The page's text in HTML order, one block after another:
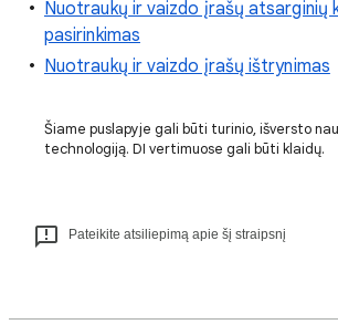
Nuotraukų ir vaizdo įrašų atsarginių
pasirinkimas
Nuotraukų ir vaizdo įrašų ištrynimas
Šiame puslapyje gali būti turinio, išversto
technologiją. DI vertimuose gali būti klaidų.
Pateikite atsiliepimą apie šį straipsnį